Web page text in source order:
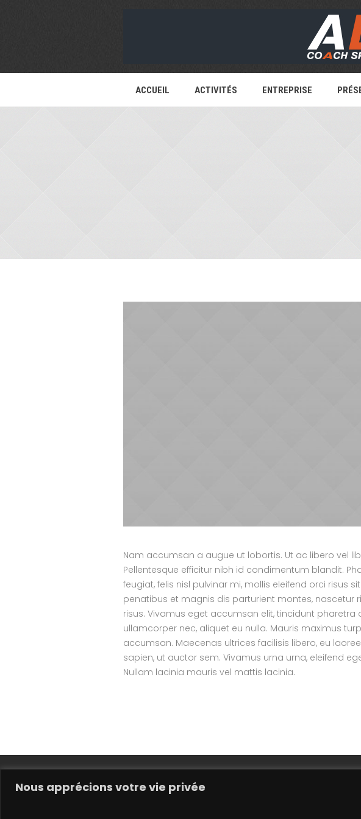
Nous apprécions votre vie privée
ACCUEIL ACTIVITÉS ENTREPRISE
Nam accumsan a augue ut lobortis. Ut ac libero vel
Pellentesque efficitur nibh id condimentum blandit.
feugiat, felis nisl pulvinar mi, mollis eleifend orci risus
penatibus et magnis dis parturient montes, nascetur
risus. Vivamus eget accumsan elit, tincidunt pharetra
ullamcorper nec, aliquet eu nulla. Mauris maximus
accumsan. Maecenas ultrices facilisis libero, eu
sapien, ut auctor sem. Vivamus urna urna, eleifend
Nullam lacinia mauris vel mattis lacinia.